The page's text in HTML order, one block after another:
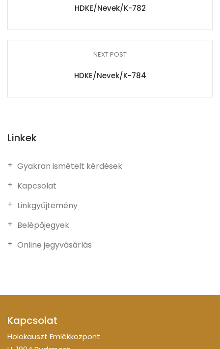
HDKE/Nevek/K-782
NEXT POST
HDKE/Nevek/K-784
Linkek
Gyakran ismételt kérdések
Kapcsolat
Linkgyűjtemény
Belépőjegyek
Online jegyvásárlás
Kapcsolat
Holokauszt Emlékközpont